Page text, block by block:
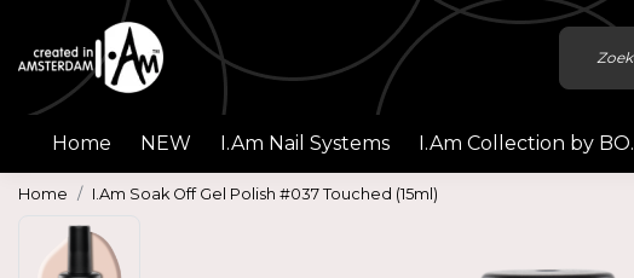
Home NEW I.Am Nail Systems I.Am Collection by BO.
Home I.Am Soak Off Gel Polish #037 Touched (15ml)